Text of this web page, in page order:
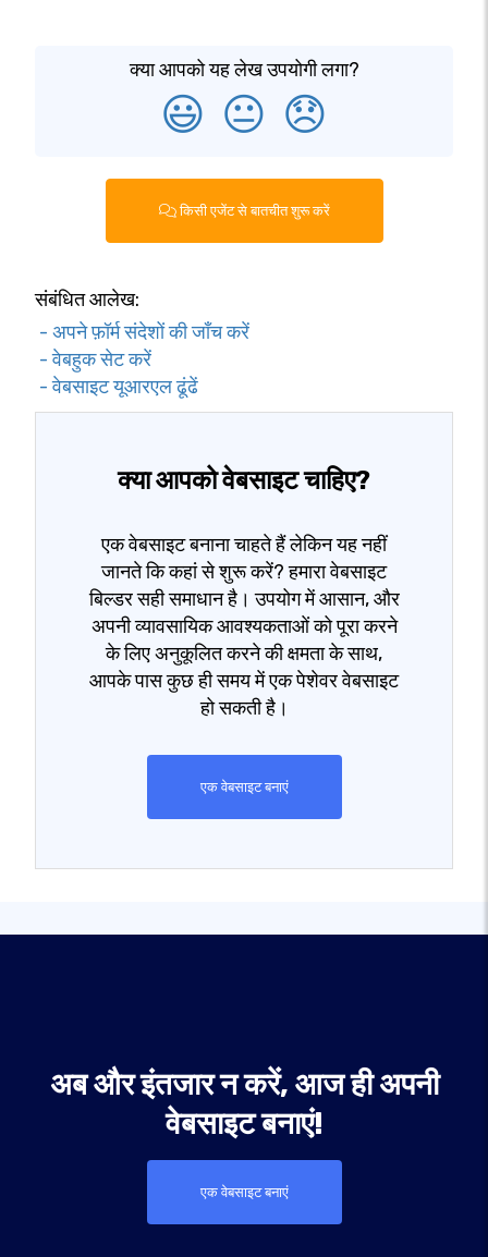
क्या आपको यह लेख उपयोगी लगा?
😃 😐 😞
किसी एजेंट से बातचीत शुरू करें
संबंधित आलेख:
- अपने फ़ॉर्म संदेशों की जाँच करें
- वेबहुक सेट करें
- वेबसाइट यूआरएल ढूंढें
क्या आपको वेबसाइट चाहिए?
एक वेबसाइट बनाना चाहते हैं लेकिन यह नहीं
जानते कि कहां से शुरू करें? हमारा वेबसाइट
बिल्डर सही समाधान है। उपयोग में आसान, और
अपनी व्यावसायिक आवश्यकताओं को पूरा करने
के लिए अनुकूलित करने की क्षमता के साथ,
आपके पास कुछ ही समय में एक पेशेवर वेबसाइट
हो सकती है।
एक वेबसाइट बनाएं
अब और इंतजार न करें, आज ही अपनी
वेबसाइट बनाएं!
एक वेबसाइट बनाएं